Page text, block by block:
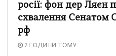
росії: фон дер Ляєн
схвалення Сенатом
рф
2 ГОДИНИ ТОМУ